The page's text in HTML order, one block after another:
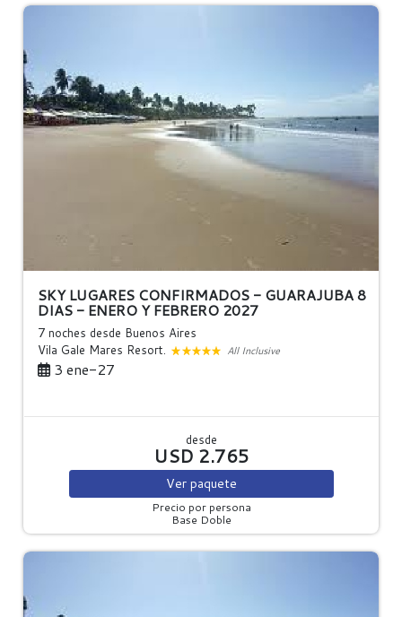
SKY LUGARES CONFIRMADOS - GUARAJUBA 8
DIAS - ENERO Y FEBRERO 2027
7 noches desde Buenos Aires
Vila Gale Mares Resort.
All Inclusive
3 ene-27
desde
USD 2.765
Ver paquete
Precio por persona
Base Doble